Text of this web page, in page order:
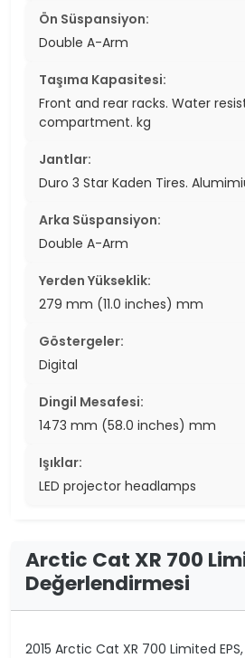
Ön Süspansiyon:
Double A-Arm
Taşıma Kapasitesi:
Front and rear racks. Water
compartment. kg
Jantlar:
Duro 3 Star Kaden Tires.
Arka Süspansiyon:
Double A-Arm
Yerden Yükseklik:
279 mm (11.0 inches) mm
Göstergeler:
Digital
Dingil Mesafesi:
1473 mm (58.0 inches) mm
Işıklar:
LED projector headlamps
Arctic Cat XR 700
Değerlendirmesi
2015 Arctic Cat XR 700 Limited